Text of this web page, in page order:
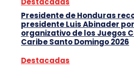
Presidente de Honduras
presidente Luis Abinader
organizativo de los Juegos
Caribe Santo Domingo 2026
Destacadas